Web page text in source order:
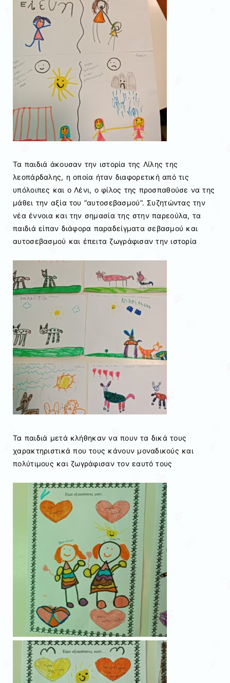
Τα παιδιά άκουσαν την ιστορία της Λίλης της
λεοπάρδαλης, η οποία ήταν διαφορετική από τις
υπόλοιπες και ο Λένι, ο φίλος της προσπαθούσε να της
μάθει την αξία του “αυτοσεβασμού”. Συζητώντας την
νέα έννοια και την σημασία της στην παρεούλα, τα
παιδιά είπαν διάφορα παραδείγματα σεβασμού και
αυτοσεβασμού και έπειτα ζωγράφισαν την ιστορία
Τα παιδιά μετά κλήθηκαν να πουν τα δικά τους
χαρακτηριστικά που τους κάνουν μοναδικούς και
πολύτιμους και ζωγράφισαν τον εαυτό τους